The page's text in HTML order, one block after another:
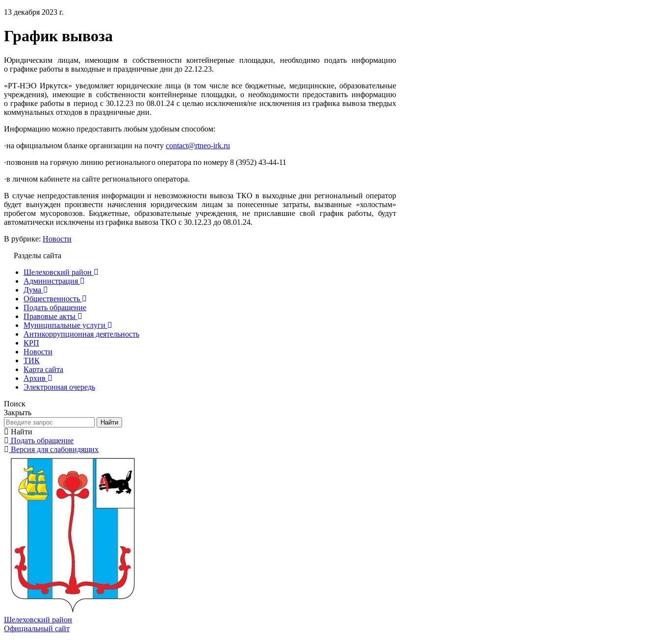
13 декабря 2023 г.
График вывоза
Юридическим лицам, имеющим в собственности контейнерные площадки, необходимо подать информацию
о графике работы в выходные и праздничные дни до 22.12.23.
«РТ-НЭО Иркутск» уведомляет юридические лица (в том числе все бюджетные, медицинские, образовательные
учреждения), имеющие в собственности контейнерные площадки, о необходимости предоставить информацию
о графике работы в период с 30.12.23 по 08.01.24 с целью исключения/не исключения из графика вывоза твердых
коммунальных отходов в праздничные дни.
Информацию можно предоставить любым удобным способом:
·на официальном бланке организации на почту contact@rtneo-irk.ru
·позвонив на горячую линию регионального оператора по номеру 8 (3952) 43-44-11
·в личном кабинете на сайте регионального оператора.
В случае непредоставления информации и невозможности вывоза ТКО в выходные дни региональный оператор
будет вынужден произвести начисления юридическим лицам за понесенные затраты, вызванные «холостым»
пробегом мусоровозов. Бюджетные, образовательные учреждения, не приславшие свой график работы, будут
автоматически исключены из графика вывоза ТКО с 30.12.23 до 08.01.24.
В рубрике: Новости
Разделы сайта
Шелеховский район
Администрация
Дума
Общественность
Подать обращение
Правовые акты
Муниципальные услуги
Антикоррупционная деятельность
КРП
Новости
ТИК
Карта сайта
Архив
Электронная очередь
Поиск
Закрыть
Найти
Найти
Подать обращение
Версия для слабовидящих
Шелеховский район
Официальный сайт